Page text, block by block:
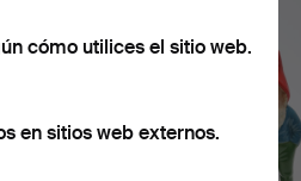
cómo utilices el sitio web.
en sitios web externos.